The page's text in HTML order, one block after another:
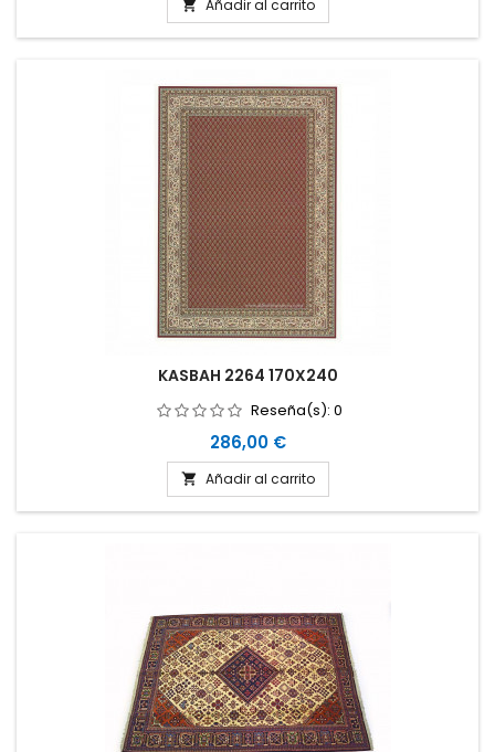
 Añadir al carrito
KASBAH 2264 170X240
Reseña(s): 0
Precio
286,00 €
 Añadir al carrito